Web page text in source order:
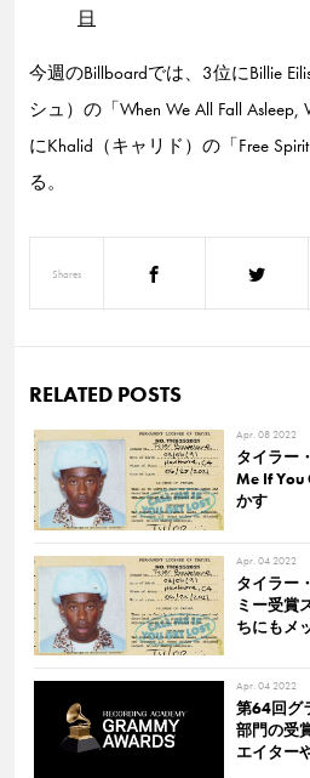
日
今週のBillboardでは、3位にBillie
シュ）の「When We All Fall
にKhalid（キャリド）の「Free
る。
Shares
RELATED POSTS
Apr. 08 2022
タイラー
Me If You
かす
Apr. 04 2022
タイラー
ミー受賞
ちにもメ
Apr. 04 2022
第64回グ
部門の受
エイター